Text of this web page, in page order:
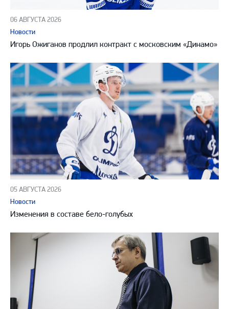
06 АВГУСТА 2026
Новости
Игорь Ожиганов продлил контракт с московским «Динамо»
05 АВГУСТА 2026
Новости
Изменения в составе бело-голубых